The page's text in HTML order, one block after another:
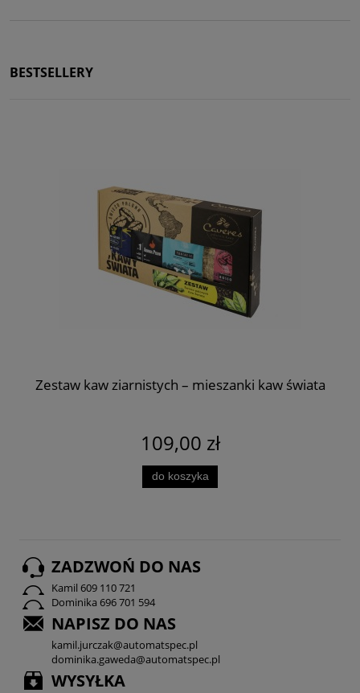
BESTSELLERY
Zestaw kaw ziarnistych – mieszanki kaw świata
109,00 zł
do koszyka
ZADZWOŃ DO NAS
Kamil 609 110 721
Dominika 696 701 594
NAPISZ DO NAS
kamil.jurczak@automatspec.pl
dominika.gaweda@automatspec.pl
WYSYŁKA